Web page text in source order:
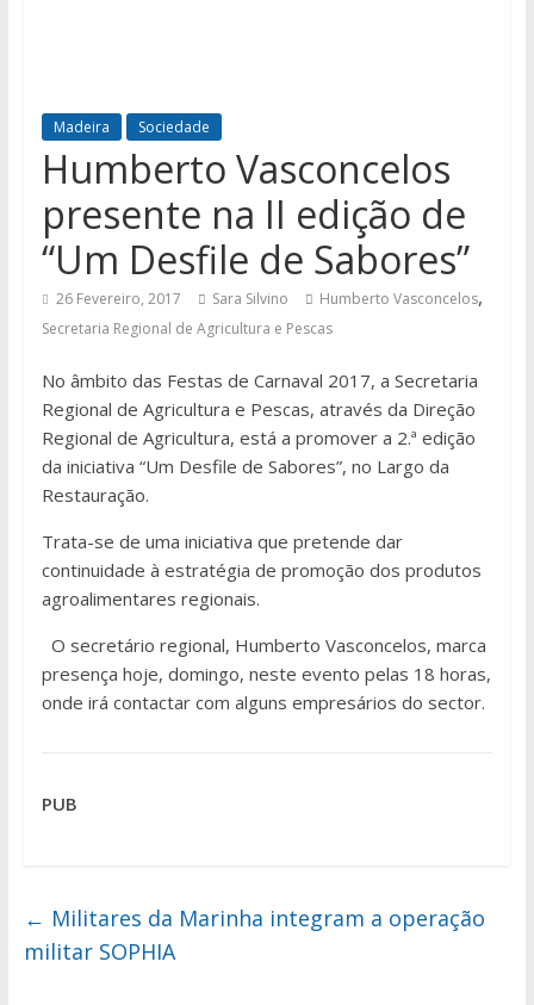
Madeira Sociedade
Humberto Vasconcelos
presente na II edição de
“Um Desfile de Sabores”
26 Fevereiro, 2017 Sara Silvino Humberto Vasconcelos,
Secretaria Regional de Agricultura e Pescas
No âmbito das Festas de Carnaval 2017, a Secretaria
Regional de Agricultura e Pescas, através da Direção
Regional de Agricultura, está a promover a 2.ª edição
da iniciativa “Um Desfile de Sabores”, no Largo da
Restauração.
Trata-se de uma iniciativa que pretende dar
continuidade à estratégia de promoção dos produtos
agroalimentares regionais.
O secretário regional, Humberto Vasconcelos, marca
presença hoje, domingo, neste evento pelas 18 horas,
onde irá contactar com alguns empresários do sector.
PUB
← Militares da Marinha integram a operação
militar SOPHIA